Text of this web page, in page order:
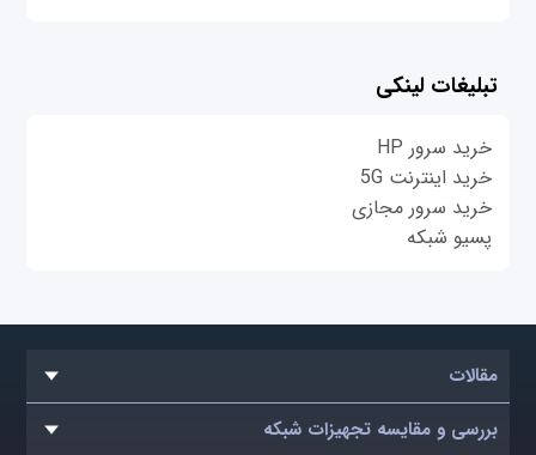
تبلیغات لینکی
خرید سرور HP
خرید اینترنت 5G
خرید سرور مجازی
پسیو شبکه
مقالات
بررسی و مقایسه تجهیزات شبکه